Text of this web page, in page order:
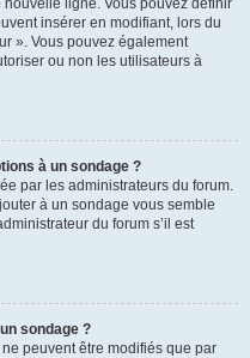
ligne. Vous pouvez définir
insérer en modifiant, lors du
». Vous pouvez également
ou non les utilisateurs à
à un sondage ?
par les administrateurs du forum.
à un sondage vous semble
du forum s’il est
sondage ?
peuvent être modifiés que par